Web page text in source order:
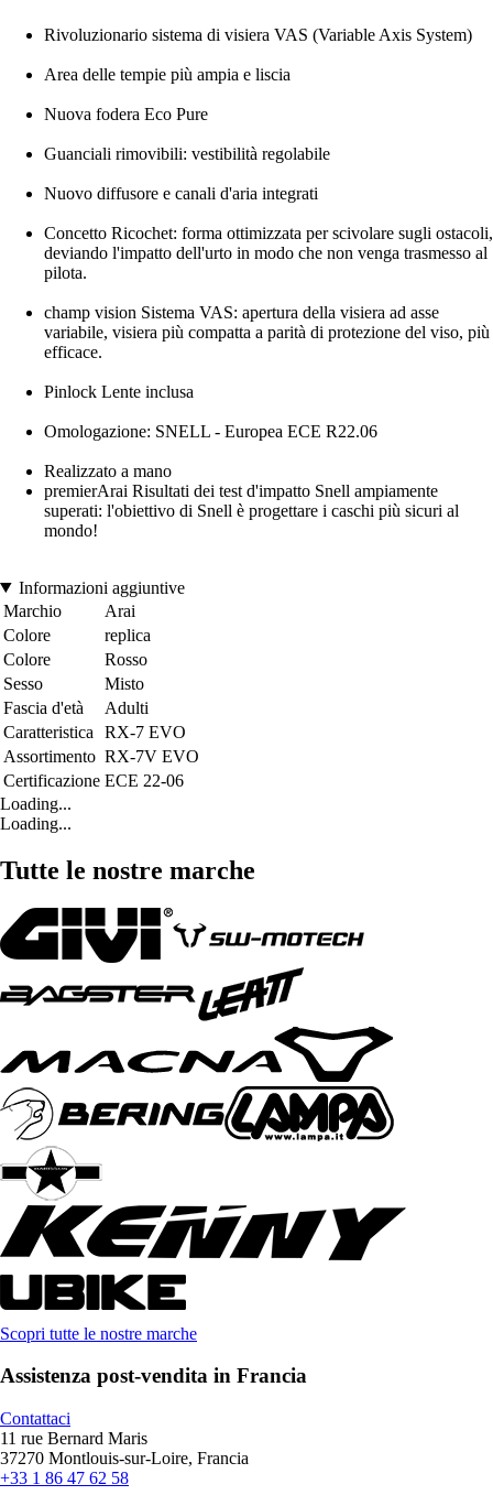
Rivoluzionario sistema di visiera VAS (Variable Axis System)
Area delle tempie più ampia e liscia
Nuova fodera Eco Pure
Guanciali rimovibili: vestibilità regolabile
Nuovo diffusore e canali d'aria integrati
Concetto Ricochet: forma ottimizzata per scivolare sugli ostacoli,
deviando l'impatto dell'urto in modo che non venga trasmesso al
pilota.
champ vision Sistema VAS: apertura della visiera ad asse
variabile, visiera più compatta a parità di protezione del viso, più
efficace.
Pinlock Lente inclusa
Omologazione: SNELL - Europea ECE R22.06
Realizzato a mano
premierArai Risultati dei test d'impatto Snell ampiamente
superati: l'obiettivo di Snell è progettare i caschi più sicuri al
mondo!
Informazioni aggiuntive
Marchio
Arai
Colore
replica
Colore
Rosso
Sesso
Misto
Fascia d'età
Adulti
Caratteristica
RX-7 EVO
Assortimento RX-7V EVO
Certificazione ECE 22-06
Loading...
Loading...
Tutte le nostre marche
Scopri tutte le nostre marche
Assistenza post-vendita in Francia
Contattaci
11 rue Bernard Maris
37270 Montlouis-sur-Loire, Francia
+33 1 86 47 62 58